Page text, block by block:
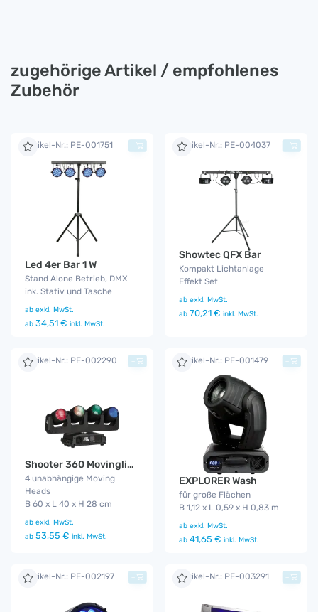
zugehörige Artikel / empfohlenes
Zubehör
Artikel-Nr.: PE-001751
Led 4er Bar 1 W
Stand Alone Betrieb, DMX
ink. Stativ und Tasche
ab exkl. MwSt.
ab 34,51 € inkl. MwSt.
+ Artikel-Nr.: PE-004037
Showtec QFX Bar
Kompakt Lichtanlage
Effekt Set
ab exkl. MwSt.
ab 70,21 € inkl. MwSt.
+
Artikel-Nr.: PE-002290
Shooter 360 Movinglight
4 unabhängige Moving
Heads
B 60 x L 40 x H 28 cm
ab exkl. MwSt.
ab 53,55 € inkl. MwSt.
+ Artikel-Nr.: PE-001479
EXPLORER Wash
für große Flächen
B 1,12 x L 0,59 x H 0,83 m
ab exkl. MwSt.
ab 41,65 € inkl. MwSt.
+
Artikel-Nr.: PE-002197 + Artikel-Nr.: PE-003291 +